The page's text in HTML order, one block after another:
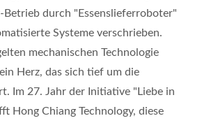
Betrieb durch "Essenslieferroboter"
Systeme verschrieben.
mechanischen Technologie
Herz, das sich tief um die
Im 27. Jahr der Initiative "Liebe in
Hong Chiang Technology, diese